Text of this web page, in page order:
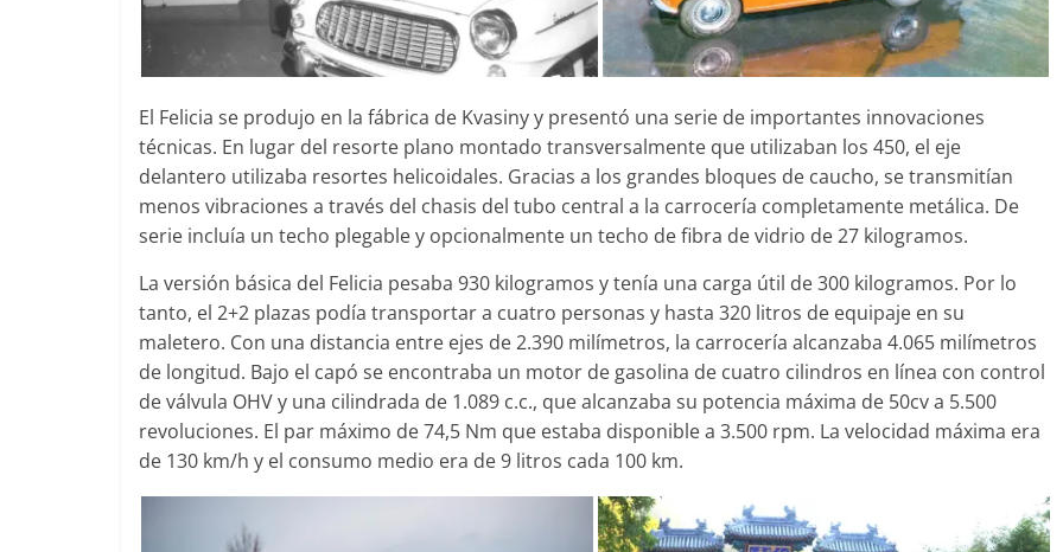
El Felicia se produjo en la fábrica de Kvasiny y presentó una serie de importantes innovaciones
técnicas. En lugar del resorte plano montado transversalmente que utilizaban los 450, el eje
delantero utilizaba resortes helicoidales. Gracias a los grandes bloques de caucho, se transmitían
menos vibraciones a través del chasis del tubo central a la carrocería completamente metálica. De
serie incluía un techo plegable y opcionalmente un techo de fibra de vidrio de 27 kilogramos.
La versión básica del Felicia pesaba 930 kilogramos y tenía una carga útil de 300 kilogramos. Por lo
tanto, el 2+2 plazas podía transportar a cuatro personas y hasta 320 litros de equipaje en su
maletero. Con una distancia entre ejes de 2.390 milímetros, la carrocería alcanzaba 4.065 milímetros
de longitud. Bajo el capó se encontraba un motor de gasolina de cuatro cilindros en línea con control
de válvula OHV y una cilindrada de 1.089 c.c., que alcanzaba su potencia máxima de 50cv a 5.500
revoluciones. El par máximo de 74,5 Nm que estaba disponible a 3.500 rpm. La velocidad máxima era
de 130 km/h y el consumo medio era de 9 litros cada 100 km.